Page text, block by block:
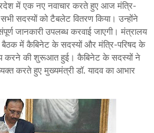
में एक नए नवाचार करते हुए आज मंत्रि-
सदस्यों को टैबलेट वितरण किया। उन्होंने
जानकारी उपलब्ध करवाई जाएगी। मंत्रालय
बैठक में कैबिनेट के सदस्यों और मंत्रि-परिषद के
करने की शुरूआत हुई। कैबिनेट के सदस्यों ने
करते हुए मुख्यमंत्री डॉ. यादव का आभार